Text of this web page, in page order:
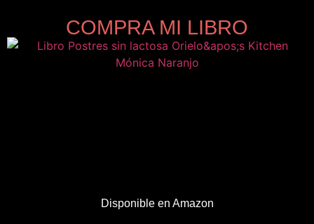
COMPRA MI LIBRO
Disponible en Amazon